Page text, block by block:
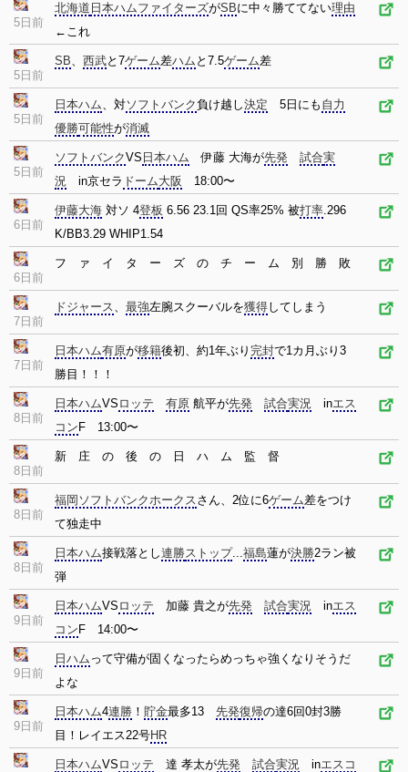
5日前
北海道 日本ハムファイターズがSBに中々勝ててない理由
←これ
5日前
SB、 西武と7ゲーム差ハム と7.5ゲーム差
5日前
日本ハム、対ソフトバンク負け越し決定 5日にも 自力
優勝可能性が消滅
5日前
ソフトバンクVS 日本ハム 伊藤 大海が先発 試合実
況 in京セラ ドーム大阪 18:00〜
6日前
伊藤大海 対ソ 4登板 6.56 23.1回 QS率25% 被打率.296
K/BB3.29 WHIP1.54
6日前
フ ァ イ タ ー ズ の チ ー ム 別 勝 敗
7日前
ドジャース、 最強左腕スクーバルを獲得してしまう
7日前
日本ハム有原が移籍後初、約1年ぶり 完封で1カ月ぶり3
勝目！！！
8日前
日本ハムVS ロッテ 有原 航平が先発 試合実況 inエス
コン F 13:00〜
8日前
新 庄 の 後 の 日 ハ ム 監 督
8日前
福岡ソフトバンクホークスさん、2位に6ゲーム差をつけ
て独走中
8日前
日本ハム接戦落とし連勝ストップ...福島蓮が決勝2ラン被
弾
9日前
日本ハムVS ロッテ 加藤 貴之が先発 試合実況 inエス
コン F 14:00〜
9日前
日ハム って守備が固くなったらめっちゃ強くなりそうだ
よな
9日前
日本ハム4連勝 ！ 貯金最多13 先発復帰の達6回0封3勝
目！レイエス22号HR
日本ハムVS ロッテ 達 孝太が先発 試合実況 inエスコ